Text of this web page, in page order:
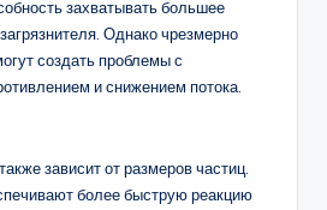
захватывать большее
Однако чрезмерно
создать проблемы с
и снижением потока.
зависит от размеров частиц.
более быструю реакцию